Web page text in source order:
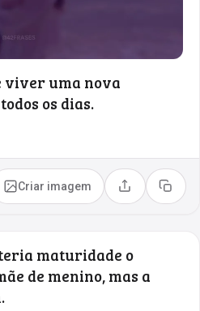
viver uma nova
os dias.
Criar imagem Compartilhar
Copiar
maturidade o
de menino, mas a